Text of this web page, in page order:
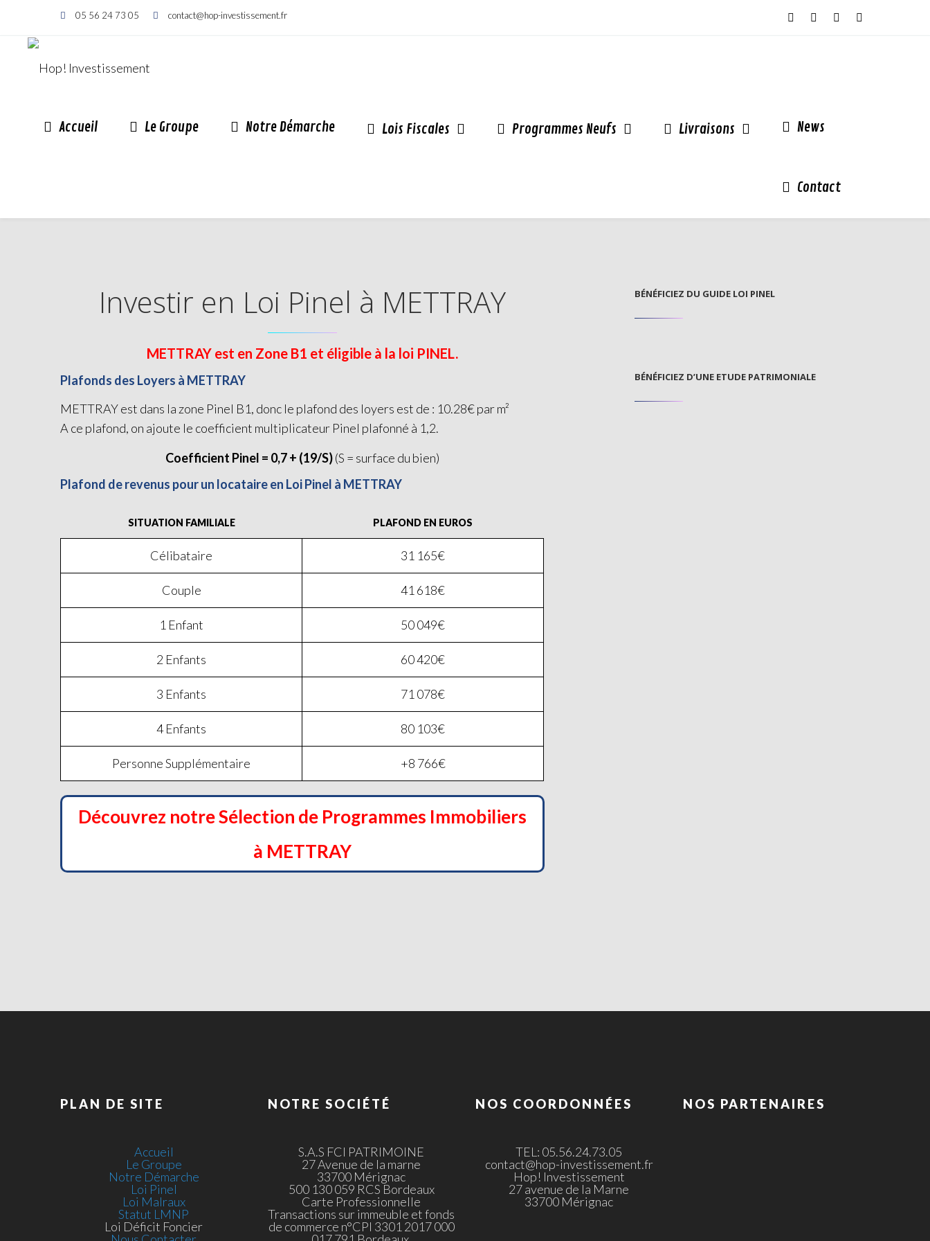
05 56 24 73 05 contact@hop-investissement.fr
Accueil Le Groupe Notre Démarche Lois Fiscales Programmes Neufs Livraisons News
Contact
Investir en Loi Pinel à METTRAY
METTRAY est en Zone B1 et éligible à la loi PINEL.
Plafonds des Loyers à METTRAY
METTRAY est dans la zone Pinel B1, donc le plafond des loyers est de : 10.28€ par m²
A ce plafond, on ajoute le coefficient multiplicateur Pinel plafonné à 1,2.
Coefficient Pinel = 0,7 + (19/S)(S = surface du bien)
Plafond de revenus pour un locataire en Loi Pinel à METTRAY
SITUATION FAMILIALE
Célibataire
Couple
1 Enfant
2 Enfants
3 Enfants
4 Enfants
Personne Supplémentaire
PLAFOND EN EUROS
31 165€
41 618€
50 049€
60 420€
71 078€
80 103€
+8 766€
Découvrez notre Sélection de Programmes Immobiliers
à METTRAY
BÉNÉFICIEZ DU GUIDE LOI PINEL
BÉNÉFICIEZ D’UNE ETUDE PATRIMONIALE
PLAN DE SITE
Accueil
Le Groupe
Notre Démarche
Loi Pinel
Loi Malraux
Statut LMNP
Loi Déficit Foncier
NOTRE SOCIÉTÉ
S.A.S FCI PATRIMOINE
27 Avenue de la marne
33700 Mérignac
500 130 059 RCS Bordeaux
Carte Professionnelle
Transactions sur immeuble et fonds
de commerce n°CPI 3301 2017 000
NOS COORDONNÉES
TEL: 05.56.24.73.05
contact@hop-investissement.fr
Hop! Investissement
27 avenue de la Marne
33700 Mérignac
NOS PARTENAIRES